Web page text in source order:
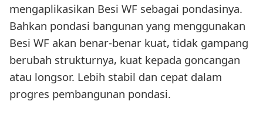
mengaplikasikan Besi WF sebagai pondasinya.
Bahkan pondasi bangunan yang menggunakan
Besi WF akan benar-benar kuat, tidak gampang
berubah strukturnya, kuat kepada goncangan
atau longsor. Lebih stabil dan cepat dalam
progres pembangunan pondasi.